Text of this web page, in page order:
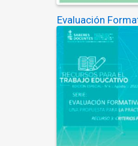
Evaluación